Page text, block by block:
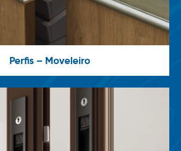
Perfis – Moveleiro